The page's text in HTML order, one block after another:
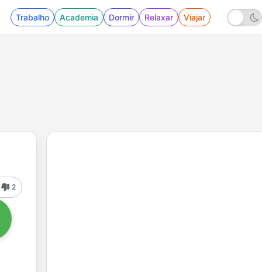
Trabalho Academia Dormir Relaxar Viajar
2